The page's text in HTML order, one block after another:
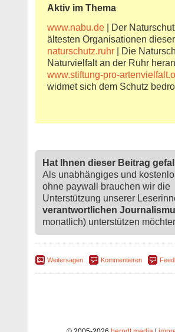
Aktiv im Thema
www.nabu.de | Der
ältesten Organisationen
naturschutz.ruhr | Die
Naturvielfalt an der Ruhr
www.stiftung-pro-
widmet sich dem Schutz
Hat Ihnen dieser Beitrag
Als unabhängiges und
ohne paywall brauchen wir die
Unterstützung unserer
verantwortlichen
monatlich) unterstützen
Weitersagen Kommentieren